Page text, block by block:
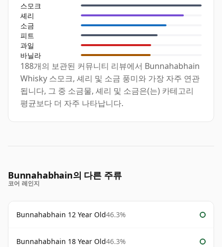
스모크
셰리
소금
피트
과일
바닐라
188개의 보관된 커뮤니티 리뷰에서 Bunnahabhain
Whisky 스모크, 셰리 및 소금 풍미와 가장 자주 연관
됩니다, 그 중 소금물, 셰리 및 소금은(는) 카테고리
평균보다 더 자주 나타납니다.
Bunnahabhain의 다른 주류
코어 레인지
Bunnahabhain 12 Year Old46.3%
Bunnahabhain 18 Year Old46.3%